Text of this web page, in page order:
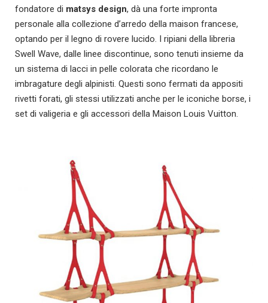
fondatore di matsys design, dà una forte impronta
personale alla collezione d’arredo della maison francese,
optando per il legno di rovere lucido. I ripiani della libreria
Swell Wave, dalle linee discontinue, sono tenuti insieme da
un sistema di lacci in pelle colorata che ricordano le
imbragature degli alpinisti. Questi sono fermati da appositi
rivetti forati, gli stessi utilizzati anche per le iconiche borse, i
set di valigeria e gli accessori della Maison Louis Vuitton.